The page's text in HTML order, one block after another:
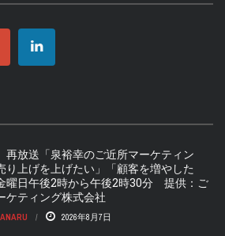
放送「泉裕幸のご近所マーケティン
り上げを上げたい」「顧客を増やした
日午後2時から午後2時30分 提供：ご
ケティング株式会社
2026年8月7日